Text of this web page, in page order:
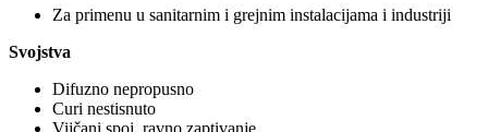
Za primenu u sanitarnim i grejnim instalacijama i industriji
Svojstva
Difuzno nepropusno
Curi nestisnuto
Vijčani spoj, ravno zaptivanje